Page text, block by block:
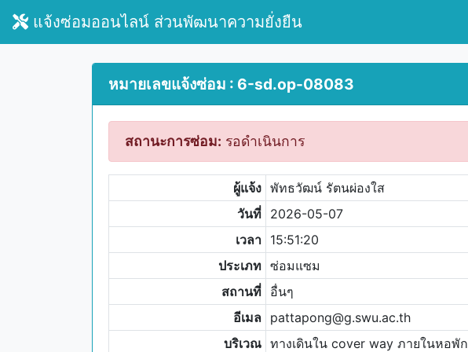
แจ้งซ่อมออนไลน์ ส่วนพัฒนาความยั่งยืน
หมายเลขแจ้งซ่อม : 6-sd.op-08083
สถานะการซ่อม: รอดำเนินการ
ผู้แจ้ง พัทธวัฒน์ รัตนผ่องใส
วันที่ 2026-05-07
เวลา 15:51:20
ประเภท ซ่อมแซม
สถานที่ อื่นๆ
อีเมล pattapong@g.swu.ac.th
บริเวณ ทางเดินใน cover way ภายในหอพัก